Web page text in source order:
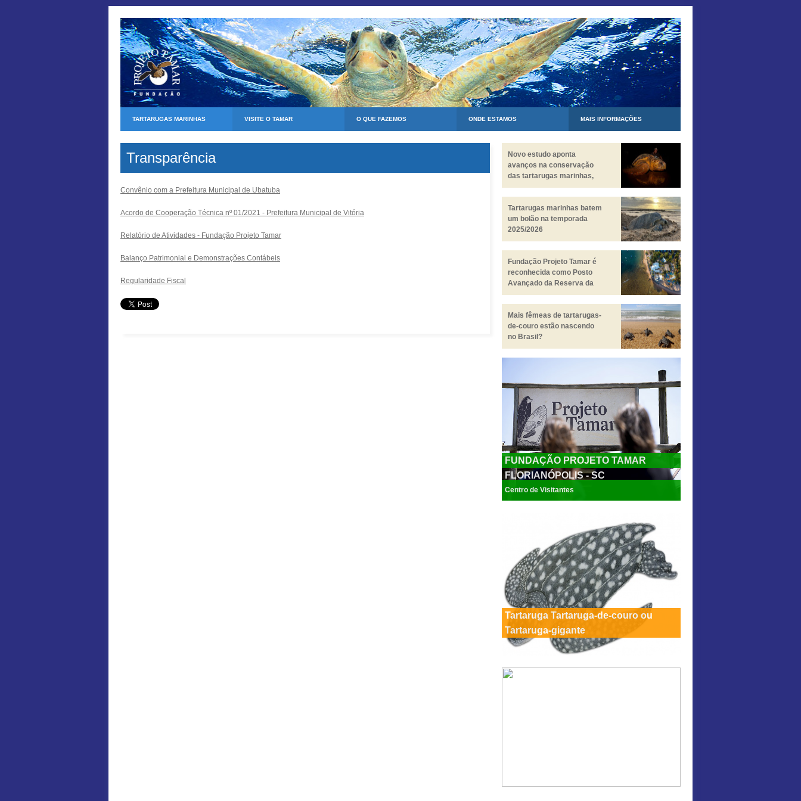
TARTARUGAS MARINHAS VISITE O TAMAR O QUE FAZEMOS ONDE ESTAMOS MAIS INFORMAÇÕES
Transparência
Convênio com a Prefeitura Municipal de Ubatuba
Acordo de Cooperação Técnica nº 01/2021 - Prefeitura Municipal de Vitória
Relatório de Atividades - Fundação Projeto Tamar
Balanço Patrimonial e Demonstrações Contábeis
Regularidade Fiscal
Novo estudo aponta
avanços na conservação
das tartarugas marinhas,
mas destaca desafios
persistentes
Tartarugas marinhas batem
um bolão na temporada
2025/2026
Fundação Projeto Tamar é
reconhecida como Posto
Avançado da Reserva da
Biosfera da Mata Atlântica
Mais fêmeas de tartarugas-
de-couro estão nascendo
no Brasil?
FUNDAÇÃO PROJETO TAMAR
FLORIANÓPOLIS - SC
Centro de Visitantes
Tartaruga Tartaruga-de-couro ou
Tartaruga-gigante